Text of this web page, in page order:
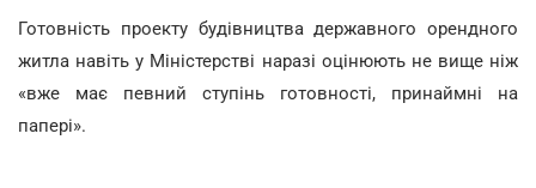
Готовність проекту будівництва державного орендного
житла навіть у Міністерстві наразі оцінюють не вище ніж
«вже має певний ступінь готовності, принаймні на
папері».